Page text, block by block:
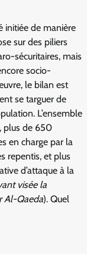
initiée de manière
sur des piliers
sécuritaires, mais
socio-
le bilan est
se targuer de
L’ensemble
plus de 650
en charge par la
repentis, et plus
d’attaque à la
visée la
Al-Qaeda). Quel